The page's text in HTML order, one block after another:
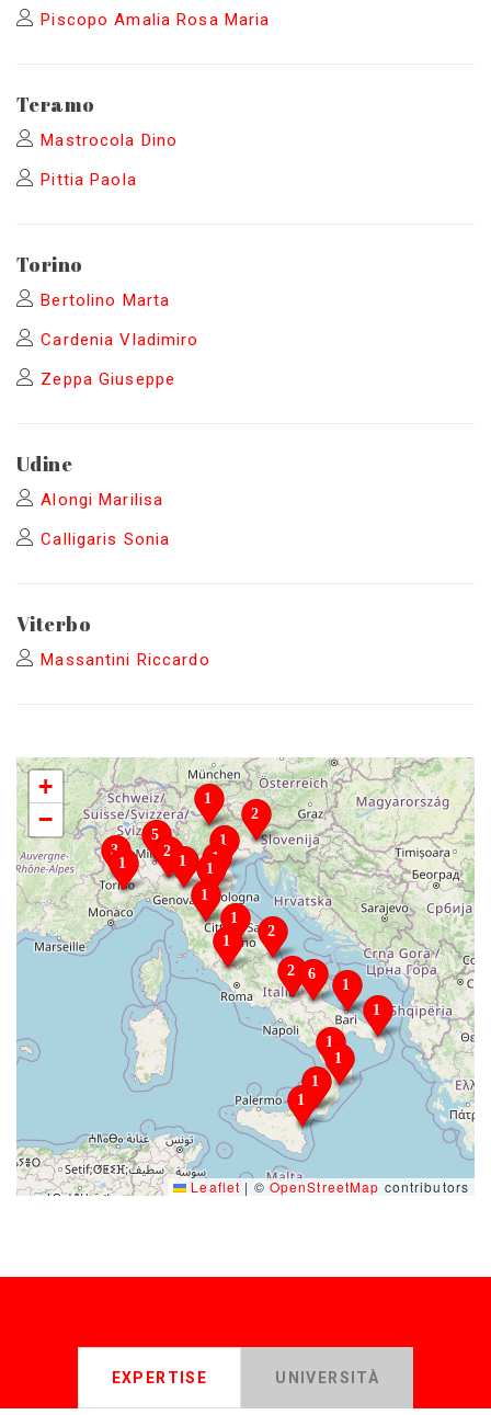
Piscopo Amalia Rosa Maria
Teramo
Mastrocola Dino
Pittia Paola
Torino
Bertolino Marta
Cardenia Vladimiro
Zeppa Giuseppe
Udine
Alongi Marilisa
Calligaris Sonia
Viterbo
Massantini Riccardo
+
−
Leaflet | ©OpenStreetMap contributors
EXPERTISE UNIVERSITÀ